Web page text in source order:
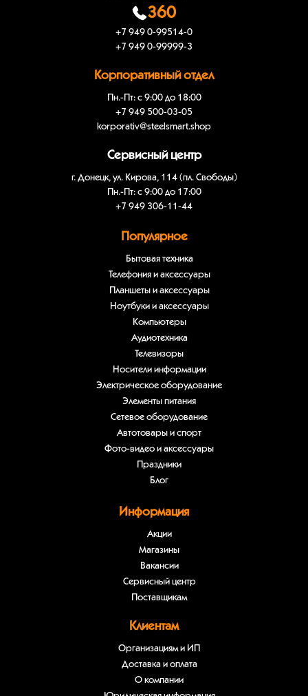
360
+7 949 0-99514-0
+7 949 0-99999-3
Корпоративный отдел
Пн.-Пт: с 9:00 до 18:00
+7 949 500-03-05
korporativ@steelsmart.shop
Сервисный центр
г. Донецк, ул. Кирова, 114 (пл. Свободы)
Пн.-Пт: с 9:00 до 17:00
+7 949 306-11-44
Популярное
Бытовая техника
Телефония и аксессуары
Планшеты и аксессуары
Ноутбуки и аксессуары
Компьютеры
Аудиотехника
Телевизоры
Носители информации
Электрическое оборудование
Элементы питания
Сетевое оборудование
Автотовары и спорт
Фото-видео и аксессуары
Праздники
Блог
Информация
Акции
Магазины
Вакансии
Сервисный центр
Поставщикам
Клиентам
Организациям и ИП
Доставка и оплата
О компании